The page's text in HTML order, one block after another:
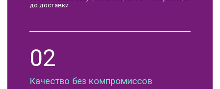
до доставки
02
Качество без компромиссов